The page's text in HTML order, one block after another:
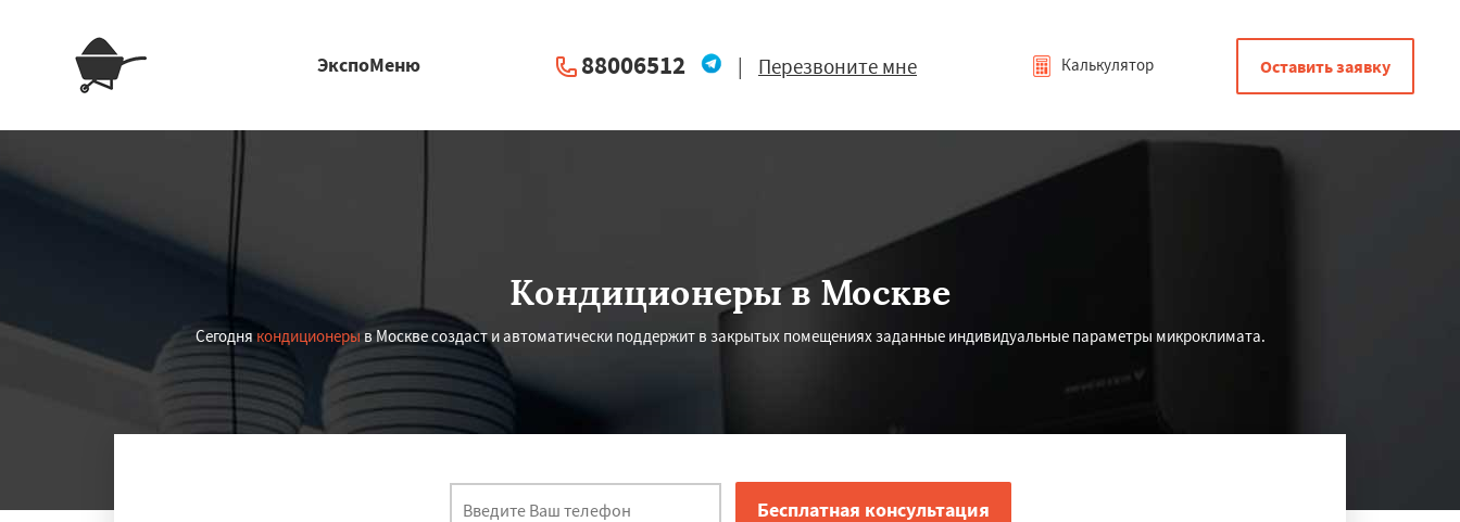
ЭкспоМеню 88006512 | Перезвоните мне Калькулятор Оставить заявку
Кондиционеры в Москве
Сегодня кондиционеры в Москве создаст и автоматически поддержит в закрытых помещениях заданные индивидуальные параметры микроклимата.